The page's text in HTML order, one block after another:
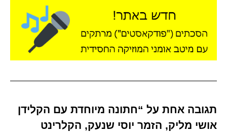
תגובה אחת על “חתונה מיוחדת עם הקלידן
אושי מליק, הזמר יוסי שנעק, הקלרינט